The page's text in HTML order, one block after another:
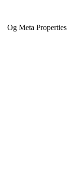
Og Meta Properties